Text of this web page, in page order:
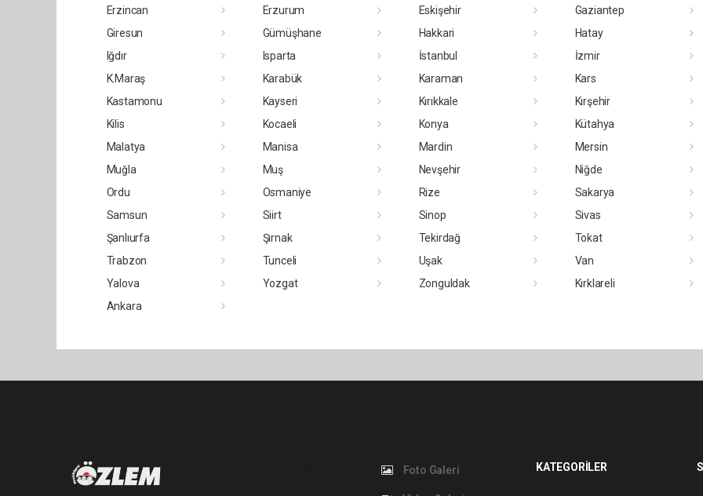
Erzincan
Erzurum Eskişehir
Gaziantep
Giresun
Gümüşhane Hakkari
Hatay
Iğdır
Isparta İstanbul
İzmir
K.Maraş
Karabük Karaman
Kars
Kastamonu
Kayseri Kırıkkale
Kırşehir
Kilis
Kocaeli Konya
Kütahya
Malatya
Manisa Mardin
Mersin
Muğla
Muş Nevşehir
Niğde
Ordu
Osmaniye Rize
Sakarya
Samsun
Siirt Sinop
Sivas
Şanlıurfa
Şırnak Tekirdağ
Tokat
Trabzon
Tunceli Uşak
Van
Yalova
Yozgat Zonguldak
Kırklareli
Ankara
Foto Galeri KATEGORİLER